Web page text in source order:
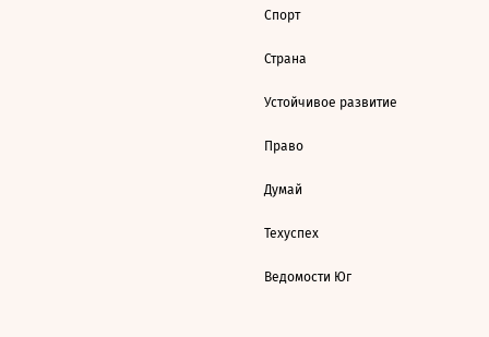
Спорт
Страна
Устойчивое развитие
Право
Думай
Техуспех
Ведомости Юг